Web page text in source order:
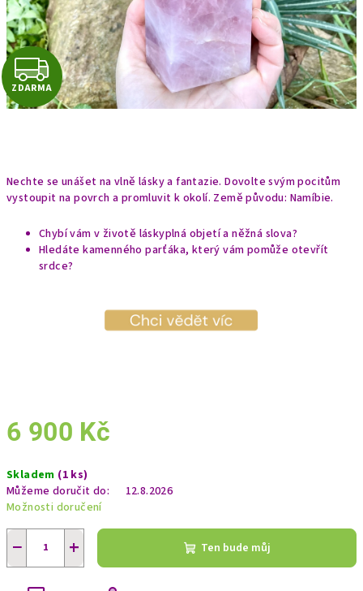
Nechte se unášet na vlně lásky a fantazie. Dovolte svým pocitům
vystoupit na povrch a promluvit k okolí. Země původu: Namíbie.
Chybí vám v životě láskyplná objetí a něžná slova?
Hledáte kamenného parťáka, který vám pomůže otevřít
srdce?
6 900 Kč
cena:
Skladem (1 ks)
Můžeme doručit do:
12.8.2026
Možnosti doručení
+
− Ten bude můj
Z
D
R
M
A
ZDARMA